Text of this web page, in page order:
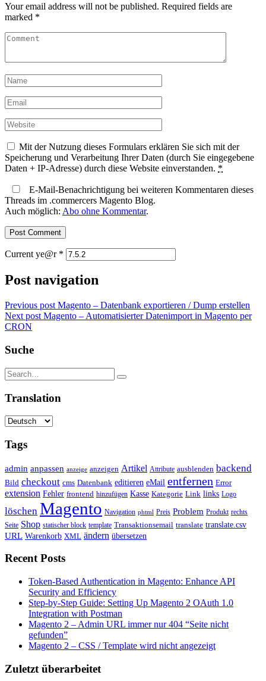
Your email address will not be published. Required fields are
marked *
Mit der Nutzung dieses Formulars erklären Sie sich mit der
Speicherung und Verarbeitung Ihrer Daten (durch Sie eingegebene
Daten + IP-Adresse) durch diese Website einverstanden. *
E-Mail-Benachrichtigung bei weiteren Kommentaren dieses
Threads im .commercers Magento Blog.
Auch möglich: Abo ohne Kommentar.
Current ye@r *
Post navigation
Previous post Magento – Datenbank exportieren / Dump erstellen
Next post Magento – Automatisierter Datenimport in Magento per
CRON
Suche
Translation
Tags
admin anpassen anzeige anzeigen Artikel Attribute ausblenden backend
Bild checkout cms Datenbank editieren eMail entfernen Error
extension Fehler frontend hinzufügen Kasse Kategorie Link links Logo
löschen Magento Navigation phtml Preis Problem Produkt rechts
Seite Shop statischer block template Transaktionsemail translate translate.csv
URL Warenkorb XML ändern übersetzen
Recent Posts
Token-Based Authentication in Magento: Enhance API
Security and Efficiency
Step-by-Step Guide: Setting Up Magento 2 OAuth 1.0
Integration with Postman
Magento 2 – Admin URL immer nur 404 “Seite nicht
gefunden”
Magento 2 – CSS / Template wird nicht angezeigt
Zuletzt überarbeitet